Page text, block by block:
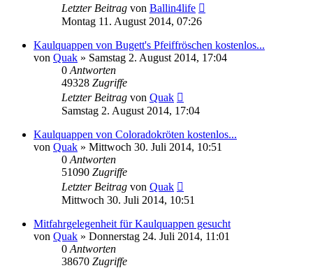
Letzter Beitrag von Ballin4life
Montag 11. August 2014, 07:26
Kaulquappen von Bugett's Pfeiffröschen kostenlos...
von Quak » Samstag 2. August 2014, 17:04
0 Antworten
49328 Zugriffe
Letzter Beitrag von Quak
Samstag 2. August 2014, 17:04
Kaulquappen von Coloradokröten kostenlos...
von Quak » Mittwoch 30. Juli 2014, 10:51
0 Antworten
51090 Zugriffe
Letzter Beitrag von Quak
Mittwoch 30. Juli 2014, 10:51
Mitfahrgelegenheit für Kaulquappen gesucht
von Quak » Donnerstag 24. Juli 2014, 11:01
0 Antworten
38670 Zugriffe